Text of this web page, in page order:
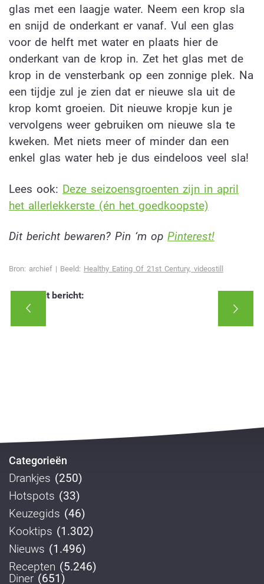
glas met een laagje water. Neem een krop sla
en snijd de onderkant er vanaf. Vul een glas
voor de helft met water en plaats hier de
onderkant van de krop in. Zet het glas met de
krop in de vensterbank op een zonnige plek. Na
een tijdje zul je zien dat er nieuwe sla uit de
krop komt groeien. Dit nieuwe kropje kun je
vervolgens weer gebruiken om nieuwe sla te
kweken. Met niets meer of minder dan een
enkel glas water heb je dus eindeloos veel sla!
Lees ook: Deze seizoensgroenten zijn in april
het allerlekkerste (én het goedkoopste)
Dit bericht bewaren? Pin ‘m op Pinterest!
Bron: archief | Beeld: Healthy Eating Of 21st Century, videostill
Deel dit bericht:
Categorieën
Drankjes (250)
Hotspots (33)
Keuzegids (46)
Kooktips (1.302)
Nieuws (1.496)
Recepten (5.246)
Diner (651)